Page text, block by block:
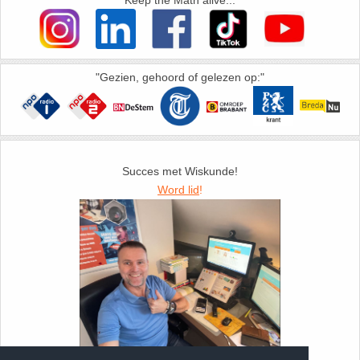
"Gezien, gehoord of gelezen op:"
Succes met Wiskunde!
Word lid!
27. Priemgetallen
31. Sinusregel
32. Standaarddeviatie
33. Stelling van fermat
34. Stelling van Pythagoras